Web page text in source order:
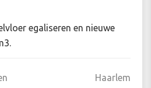
egaliseren en nieuwe
Haarlem